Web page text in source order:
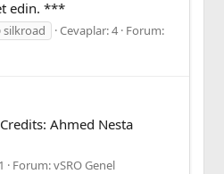
edin. ***
silkroad Cevaplar: 4 Forum:
Ahmed Nesta
Forum:vSRO Genel